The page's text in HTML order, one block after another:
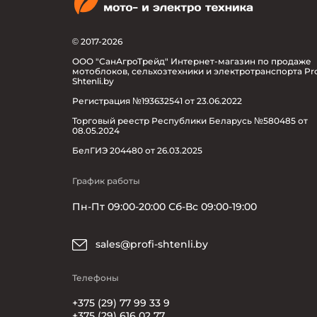
© 2017-2026
ООО "СанАгроТрейд" Интернет-магазин по продаже
мотоблоков, сельхозтехники и электротранспорта
Shtenli.by
Регистрация №193632541 от 23.06.2022
Торговый реестр Республики Беларусь №580485 от
08.05.2024
БелГИЭ 204480 от 26.03.2025
График работы
Пн-Пт 09:00-20:00 Сб-Вс 09:00-19:00
sales@profi-shtenli.by
Телефоны
+375 (29) 77 99 33 9